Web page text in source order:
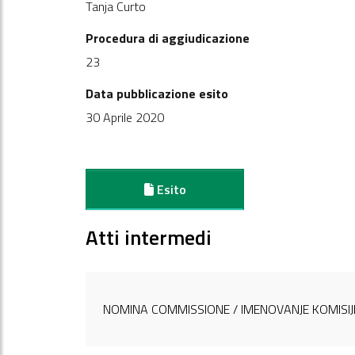
Tanja Curto
Procedura di aggiudicazione
23
Data pubblicazione esito
30 Aprile 2020
Esito
Atti intermedi
NOMINA COMMISSIONE / IMENOVANJE